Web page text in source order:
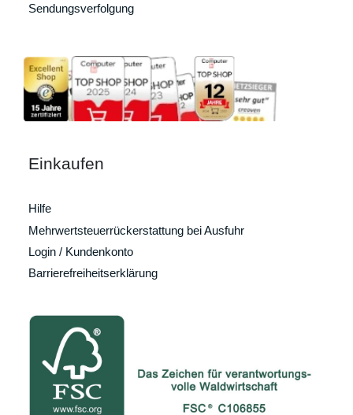
Sendungsverfolgung
Einkaufen
Hilfe
Mehrwertsteuerrückerstattung bei Ausfuhr
Login / Kundenkonto
Barrierefreiheitserklärung